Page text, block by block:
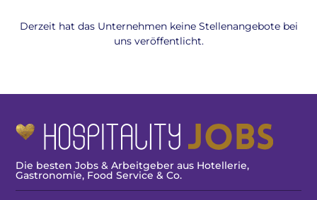
Derzeit hat das Unternehmen keine Stellenangebote bei
uns veröffentlicht.
Die besten Jobs & Arbeitgeber aus Hotellerie,
Gastronomie, Food Service & Co.